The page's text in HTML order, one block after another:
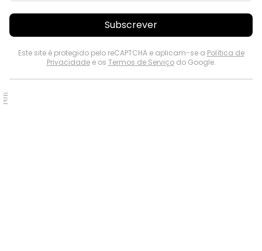
Subscrever
Este site é protegido pelo reCAPTCHA e aplicam-se a Política de
Privacidadee os Termos de Serviçodo Google.
PUB.